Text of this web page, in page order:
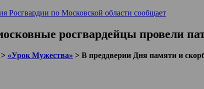
Росгвардии по Московской области сообщает
росгвардейцы провели
«Урок Мужества» > В преддверии Дня памяти и